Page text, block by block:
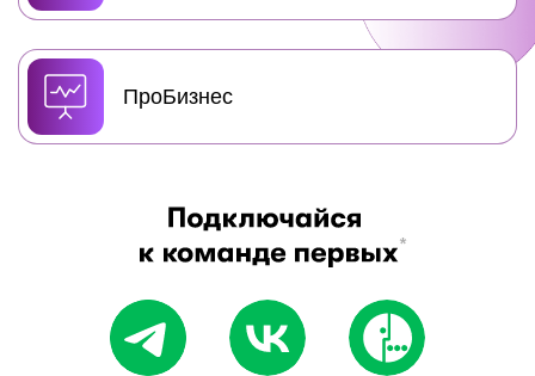
ПроБизнес